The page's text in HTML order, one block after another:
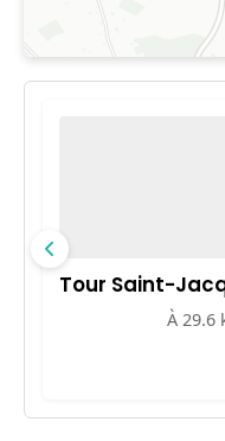
Tour Saint-
À 29.6